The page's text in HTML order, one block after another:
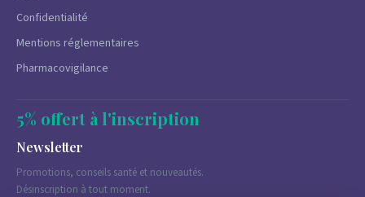
Confidentialité
Mentions réglementaires
Pharmacovigilance
5% offert à l'inscription
Newsletter
Promotions, conseils santé et nouveautés.
Désinscription à tout moment.